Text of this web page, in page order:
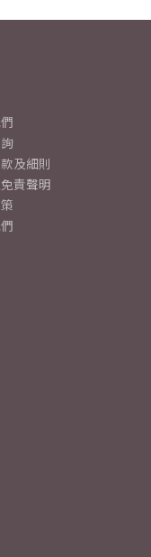
及細則
責聲明